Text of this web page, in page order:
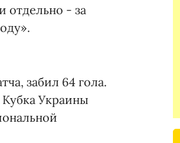
отдельно - за
забил 64 гола.
Украины